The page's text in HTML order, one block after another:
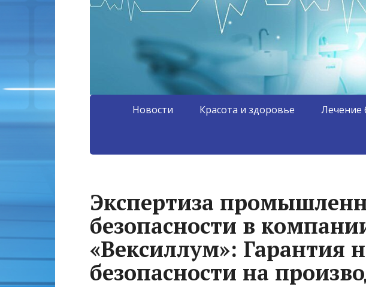
Новости Красота и здоровье Лечение
Экспертиза
безопасности в
«Вексиллум»: Гарантия
безопасности на